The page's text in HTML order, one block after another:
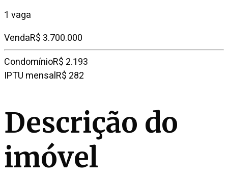
1 vaga
VendaR$ 3.700.000
CondomínioR$ 2.193
IPTU mensalR$ 282
Descrição do
imóvel